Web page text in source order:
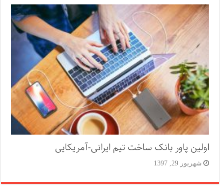
اولین پاور بانک ساخت تیم ایرانی-آمریکایی
شهریور 29, 1397